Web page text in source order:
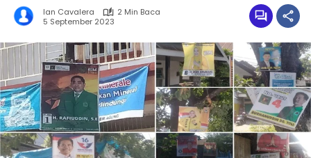
Ian Cavalera
2 Min Baca
5 September 2023